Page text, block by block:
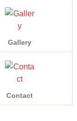
Gallery
Contact